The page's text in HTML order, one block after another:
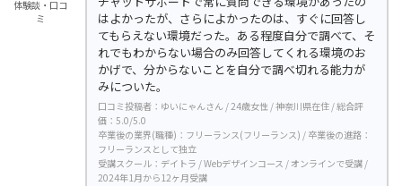
体験談・口コ
ミ
はよかったが、さらによかったのは、すぐに回答し
てもらえない環境だった。ある程度自分で調べて、そ
れでもわからない場合のみ回答してくれる環境のお
かげで、分からないことを自分で調べ切れる能力が
みについた。
口コミ投稿者：ゆいにゃんさん / 24歳女性 / 神奈川県在住 / 総合評
価：5.0/5.0
卒業後の業界(職種)：フリーランス(フリーランス) / 卒業後の進路：
フリーランスとして独立
受講スクール：デイトラ / Webデザインコース / オンラインで受講 /
2024年1月から12ヶ月受講